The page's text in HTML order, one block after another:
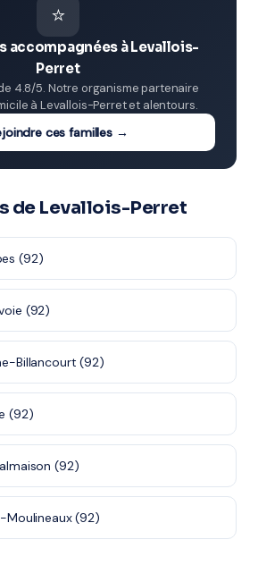
⭐
accompagnées à Levallois-
Perret
4.8/5. Notre organisme partenaire
à Levallois-Perret et alentours.
ces familles →
de Levallois-Perret
(92)
(92)
Billancourt (92)
(92)
(92)
Moulineaux (92)